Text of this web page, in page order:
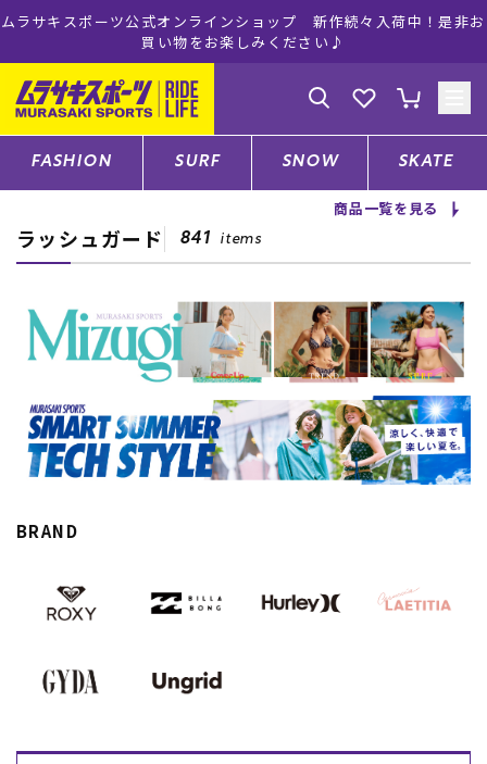
ムラサキスポーツ公式オンラインショップ 新作続々入荷中！是非お
買い物をお楽しみください♪
ゲスト様
ログイン 会員登録
店舗一覧
CATEGORY
ファッションTOP
サーフTOP
スケートTOP
CONTENTS
特集一覧
会員ランク
FASHION SURF SNOW SKATE
商品一覧を見る
ラッシュガード 841 items
BRAND